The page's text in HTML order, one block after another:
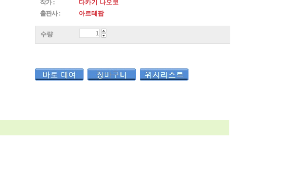
작가 :
다카기 나오코
출판사 :
아르테팝
수량